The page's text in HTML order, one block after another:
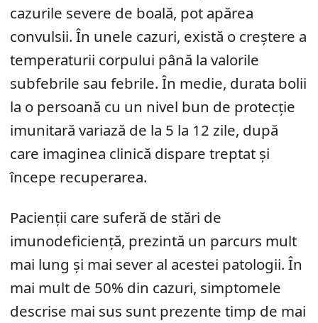
cazurile severe de boală, pot apărea
convulsii. În unele cazuri, există o creștere a
temperaturii corpului până la valorile
subfebrile sau febrile. În medie, durata bolii
la o persoană cu un nivel bun de protecție
imunitară variază de la 5 la 12 zile, după
care imaginea clinică dispare treptat și
începe recuperarea.
Pacienții care suferă de stări de
imunodeficiență, prezintă un parcurs mult
mai lung și mai sever al acestei patologii. În
mai mult de 50% din cazuri, simptomele
descrise mai sus sunt prezente timp de mai